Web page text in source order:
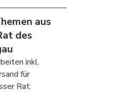
aus
des
inkl.
für
Rat: